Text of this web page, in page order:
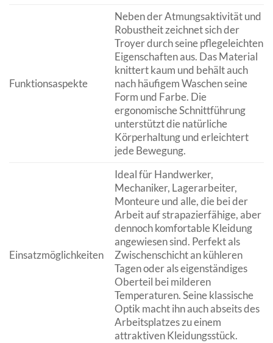
Funktionsaspekte
Neben der Atmungsaktivität und
Robustheit zeichnet sich der
Troyer durch seine pflegeleichten
Eigenschaften aus. Das Material
knittert kaum und behält auch
nach häufigem Waschen seine
Form und Farbe. Die
ergonomische Schnittführung
unterstützt die natürliche
Körperhaltung und erleichtert
jede Bewegung.
Einsatzmöglichkeiten
Ideal für Handwerker,
Mechaniker, Lagerarbeiter,
Monteure und alle, die bei der
Arbeit auf strapazierfähige, aber
dennoch komfortable Kleidung
angewiesen sind. Perfekt als
Zwischenschicht an kühleren
Tagen oder als eigenständiges
Oberteil bei milderen
Temperaturen. Seine klassische
Optik macht ihn auch abseits des
Arbeitsplatzes zu einem
attraktiven Kleidungsstück.